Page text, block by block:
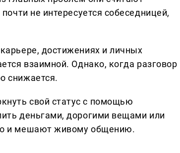
не интересуется собеседницей,
достижениях и личных
взаимной. Однако, когда разговор
снижается.
свой статус с помощью
деньгами, дорогими вещами или
и мешают живому общению.